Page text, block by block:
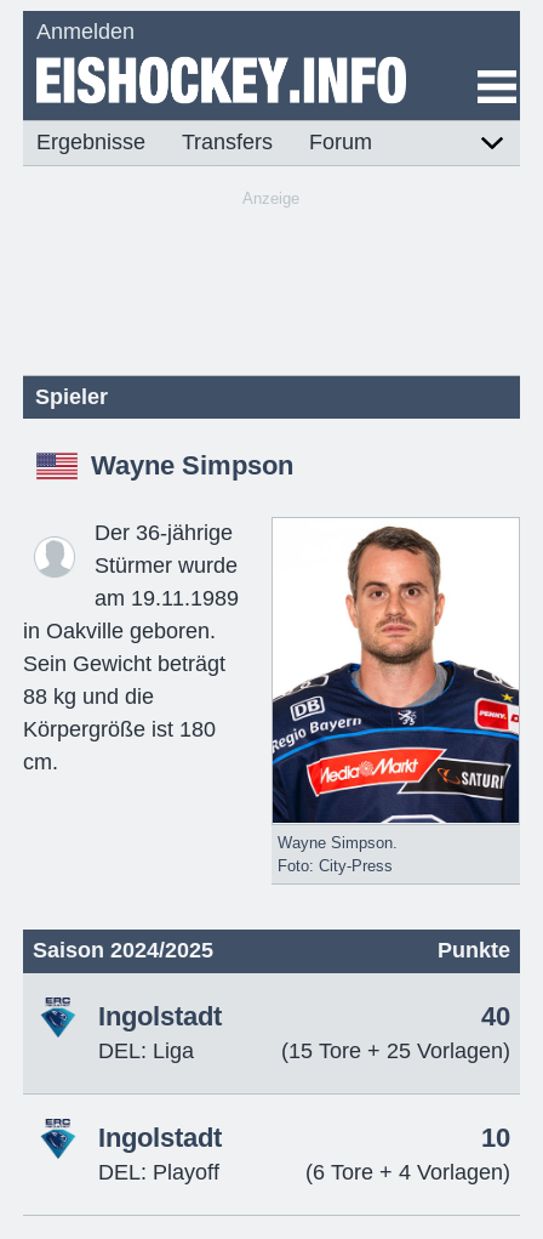
Anmelden
Ergebnisse Transfers Forum
Anzeige
Spieler
Wayne Simpson
Wayne Simpson.
Foto: City-Press
Der 36-jährige
Stürmer wurde
am 19.11.1989
in Oakville geboren.
Sein Gewicht beträgt
88 kg und die
Körpergröße ist 180
cm.
Saison 2024/2025 Punkte
Ingolstadt
DEL: Liga
40
(15 Tore + 25 Vorlagen)
Ingolstadt
DEL: Playoff
10
(6 Tore + 4 Vorlagen)